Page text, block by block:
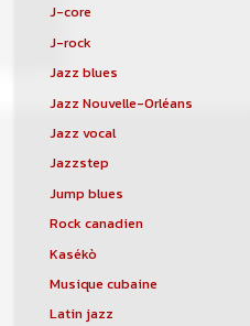
J-core
J-rock
Jazz blues
Jazz Nouvelle-Orléans
Jazz vocal
Jazzstep
Jump blues
Rock canadien
Kasékò
Musique cubaine
Latin jazz